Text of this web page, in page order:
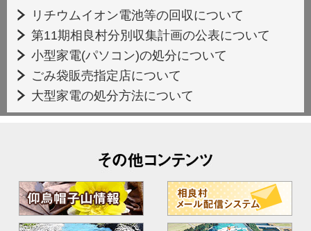
リチウムイオン電池等の回収について
第11期相良村分別収集計画の公表について
小型家電(パソコン)の処分について
ごみ袋販売指定店について
大型家電の処分方法について